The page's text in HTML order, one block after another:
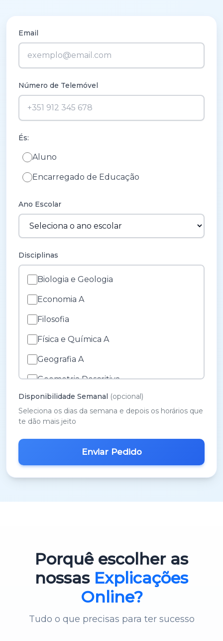
Email
Número de Telemóvel
És:
Aluno
Encarregado de Educação
Ano Escolar
Disciplinas
Biologia e Geologia
Economia A
Filosofia
Física e Química A
Geografia A
Geometria Descritiva
História A
História e Cultura das Artes
Inglês
Matemática 3º Ciclo
Português 3º Ciclo
Disponibilidade Semanal
(opcional)
Seleciona os dias da semana e depois os horários que
te dão mais jeito
Porquê escolher as
nossas Explicações
Online?
Tudo o que precisas para ter sucesso